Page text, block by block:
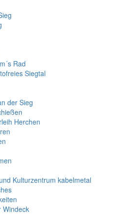
Rad
Siegtal
der Sieg
Herchen
Kulturzentrum kabelmetal
Windeck